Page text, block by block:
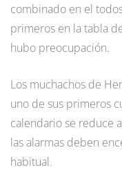
combinado en el
primeros en la tabla
hubo preocupación.
Los muchachos de
uno de sus primeros
calendario se reduce
las alarmas deben
habitual.